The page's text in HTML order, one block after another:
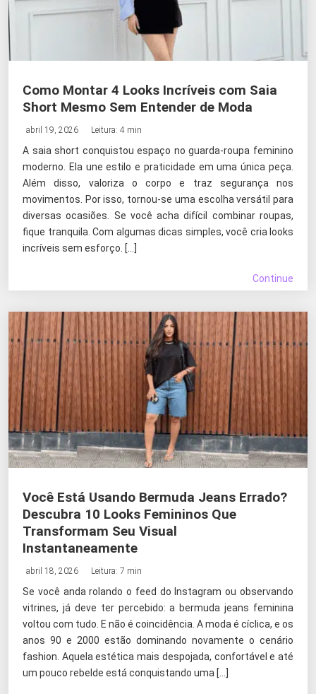
Como Montar 4 Looks Incríveis com Saia
Short Mesmo Sem Entender de Moda
abril 19, 2026 Leitura: 4 min
A saia short conquistou espaço no guarda-roupa feminino
moderno. Ela une estilo e praticidade em uma única peça.
Além disso, valoriza o corpo e traz segurança nos
movimentos. Por isso, tornou-se uma escolha versátil para
diversas ocasiões. Se você acha difícil combinar roupas,
fique tranquila. Com algumas dicas simples, você cria looks
incríveis sem esforço. […]
Continue
Você Está Usando Bermuda Jeans Errado?
Descubra 10 Looks Femininos Que
Transformam Seu Visual
Instantaneamente
abril 18, 2026 Leitura: 7 min
Se você anda rolando o feed do Instagram ou observando
vitrines, já deve ter percebido: a bermuda jeans feminina
voltou com tudo. E não é coincidência. A moda é cíclica, e os
anos 90 e 2000 estão dominando novamente o cenário
fashion. Aquela estética mais despojada, confortável e até
um pouco rebelde está conquistando uma […]